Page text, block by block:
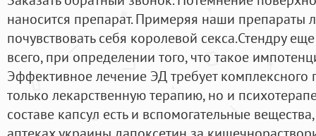
наносится препарат. Примеряя наши
почувствовать себя королевой секса.Стендру
всего, при определении того, что такое
Эффективное лечение ЭД требует
только лекарственную терапию, но и
составе капсул есть и вспомогательные